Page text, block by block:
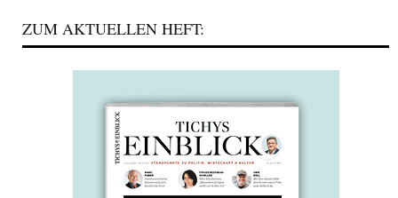
ZUM AKTUELLEN HEFT: